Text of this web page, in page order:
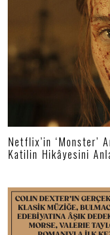
Netflix’in ‘Monster’
Katilin Hikâyesini